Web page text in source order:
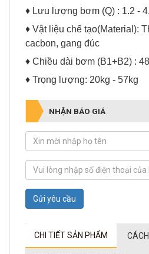
♦ Lưu lượng bơm (Q) : 1.2 -
♦ Vật liệu chế tạo(Material):
cacbon, gang đúc
♦ Chiều dài bơm (B1+B2) :
♦ Trọng lượng: 20kg - 57kg
NHẬN BÁO GIÁ
Gửi yêu cầu
CHI TIẾT SẢN PHẨM